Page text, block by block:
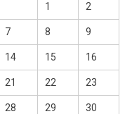
1 2
7 8 9
14 15 16
21 22 23
28 29 30